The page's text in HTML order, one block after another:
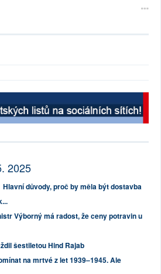
2025
Hlavní důvody, proč by měla být dostavba
Výborný má radost, že ceny potravin u
šestiletou Hind Rajab
na mrtvé z let 1939–1945. Ale